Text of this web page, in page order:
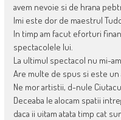
avem nevoie si de hrana
Imi este dor de maestrul
In timp am facut eforturi
spectacolele lui.
La ultimul spectacol nu mi-
Are multe de spus si este
Ne mor artistii, d-nule
Deceaba le alocam spatii
daca ii uitam atata timp cat